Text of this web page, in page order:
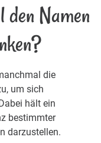
den Namen
die
um sich
hält ein
bestimmter
darzustellen.